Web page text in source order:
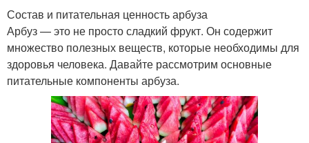
Состав и питательная ценность арбуза
Арбуз — это не просто сладкий фрукт. Он содержит
множество полезных веществ, которые необходимы для
здоровья человека. Давайте рассмотрим основные
питательные компоненты арбуза.